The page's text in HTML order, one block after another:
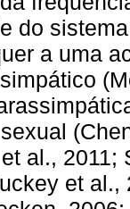
do
a uma
al.,
et